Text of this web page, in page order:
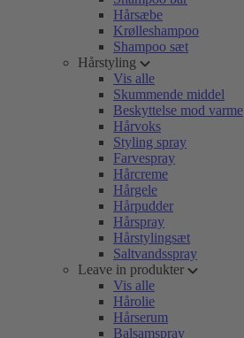
Hårsæbe
Krølleshampoo
Shampoo sæt
Hårstyling
Vis alle
Skummende middel
Beskyttelse mod varme
Hårvoks
Styling spray
Farvespray
Hårcreme
Hårgele
Hårpudder
Hårspray
Hårstylingsæt
Saltvandsspray
Leave in produkter
Vis alle
Hårolie
Hårserum
Balsamspray